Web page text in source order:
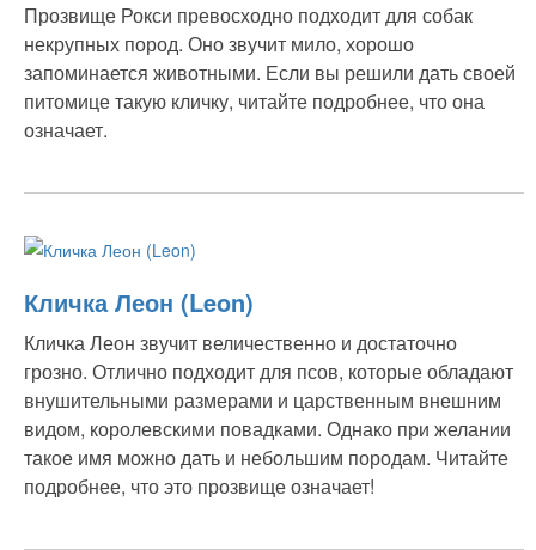
Прозвище Рокси превосходно подходит для собак
некрупных пород. Оно звучит мило, хорошо
запоминается животными. Если вы решили дать своей
питомице такую кличку, читайте подробнее, что она
означает.
Кличка Леон (Leon)
Кличка Леон звучит величественно и достаточно
грозно. Отлично подходит для псов, которые обладают
внушительными размерами и царственным внешним
видом, королевскими повадками. Однако при желании
такое имя можно дать и небольшим породам. Читайте
подробнее, что это прозвище означает!